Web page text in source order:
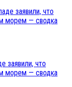
заявили, что
морем — сводка